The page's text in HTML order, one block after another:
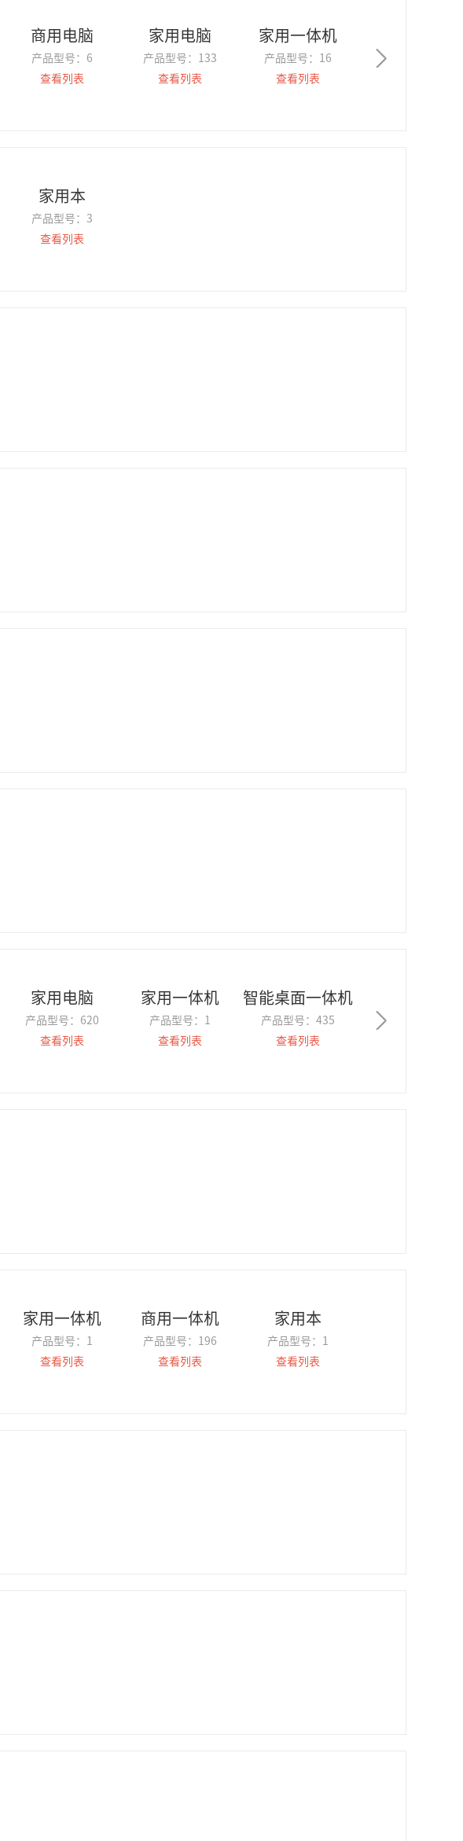
商用电脑
产品型号： 6
查看列表
家用电脑
产品型号：
133
查看列表
家用一体机
产品型号：
16
查看列表
家用本
产品型号： 3
查看列表
家用电脑
产品型号： 620
查看列表
家用一体机
产品型号：
1
查看列表
智能桌面一体机
产品型号： 435
查看列表
家用一体机
产品型号：
1
查看列表
商用一体机
产品型号：
196
查看列表
家用本
产品型号：
1
查看列表